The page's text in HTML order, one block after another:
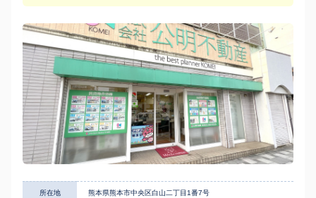
所在地 熊本県熊本市中央区白山二丁目1番7号